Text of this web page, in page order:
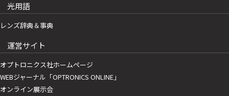
光用語
レンズ辞典＆事典
運営サイト
オプトロニクス社ホームページ
WEBジャーナル「OPTRONICS ONLINE」
オンライン展示会